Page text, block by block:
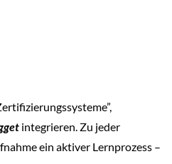
integrieren. Zu jeder
ein aktiver Lernprozess –